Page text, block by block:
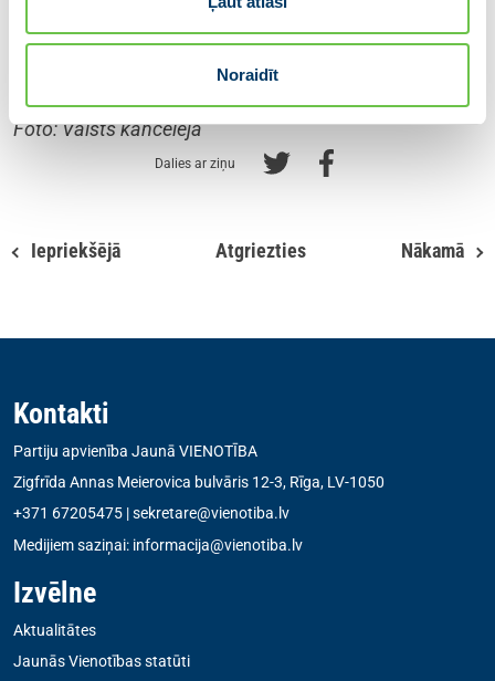
Noraidīt
Sandris Sabajevs
Ministru prezidenta preses sekretārs
E-pasts:sandris.sabajevs@mk.gov.lv
Foto: Valsts kanceleja
Dalies ar ziņu
Iepriekšējā Atgriezties Nākamā
Kontakti
Partiju apvienība Jaunā VIENOTĪBA
Zigfrīda Annas Meierovica bulvāris 12-3, Rīga, LV-1050
+371 67205475 |sekretare@vienotiba.lv
Medijiem saziņai: informacija@vienotiba.lv
Izvēlne
Aktualitātes
Jaunās Vienotības statūti